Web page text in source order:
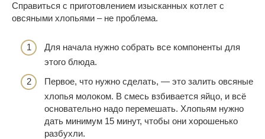
Справиться с приготовлением изысканных котлет с
овсяными хлопьями – не проблема.
Для начала нужно собрать все компоненты для
этого блюда.
Первое, что нужно сделать, — это залить овсяные
хлопья молоком. В смесь взбивается яйцо, и всё
основательно надо перемешать. Хлопьям нужно
дать минимум 15 минут, чтобы они хорошенько
разбухли.